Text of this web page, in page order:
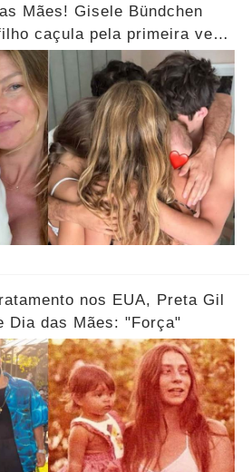
Mães! Gisele Bündchen
caçula pela primeira vez
curiosos... Ver Mais
nos EUA, Preta Gil
Dia das Mães: "Força"